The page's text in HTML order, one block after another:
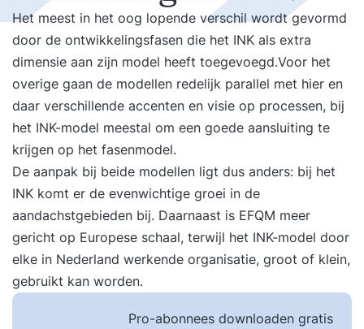
Het meest in het oog lopende verschil wordt gevormd
door de ontwikkelingsfasen die het INK als extra
dimensie aan zijn model heeft toegevoegd.Voor het
overige gaan de modellen redelijk parallel met hier en
daar verschillende accenten en visie op processen, bij
het INK-model meestal om een goede aansluiting te
krijgen op het fasenmodel.
De aanpak bij beide modellen ligt dus anders: bij het
INK komt er de evenwichtige groei in de
aandachstgebieden bij. Daarnaast is EFQM meer
gericht op Europese schaal, terwijl het INK-model door
elke in Nederland werkende organisatie, groot of klein,
gebruikt kan worden.
Pro-abonnees downloaden gratis